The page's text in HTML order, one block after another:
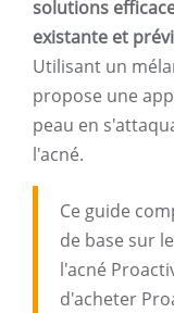
solutions
existante et
Utilisant un
propose une
peau en
l'acné.
Ce guide
de base sur
l'acné
d'acheter